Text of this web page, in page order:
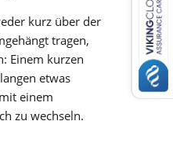
kurz über der
tragen,
Einem kurzen
etwas
einem
zu wechseln.